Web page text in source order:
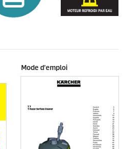
Mode d'emploi